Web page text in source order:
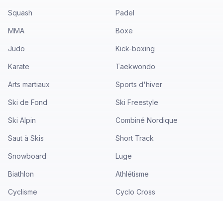
Squash Padel
MMA Boxe
Judo Kick-boxing
Karate Taekwondo
Arts martiaux Sports d'hiver
Ski de Fond Ski Freestyle
Ski Alpin Combiné Nordique
Saut à Skis Short Track
Snowboard Luge
Biathlon Athlétisme
Cyclisme Cyclo Cross